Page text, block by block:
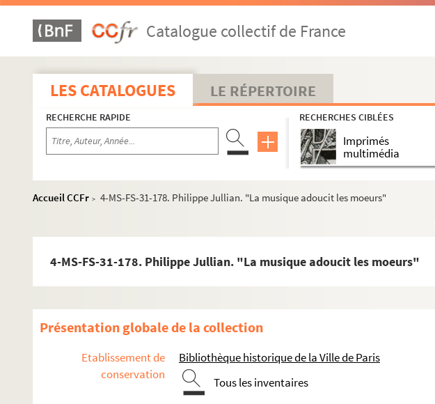
Catalogue collectif de France
LES CATALOGUES LE RÉPERTOIRE
RECHERCHE RAPIDE RECHERCHES CIBLÉES
Imprimés
multimédia
Accueil CCFr > 4-MS-FS-31-178. Philippe Jullian. "La musique adoucit les moeurs"
4-MS-FS-31-178. Philippe Jullian. "La musique adoucit les moeurs"
Présentation globale de la collection
Etablissement de
conservation
Bibliothèque historique de la Ville de Paris
Tous les inventaires